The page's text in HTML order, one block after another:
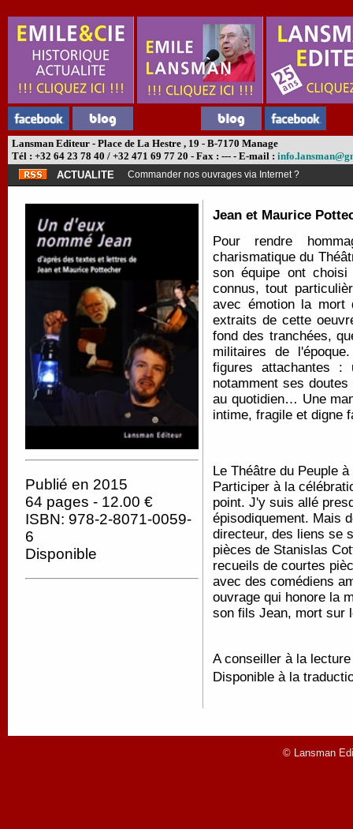
Lansman Editeur - Place de La Hestre , 19 - B-7170 Manage
Tél : +32 64 23 78 40 / +32 471 69 77 20 - Fax : --- - E-mail :
ACTUALITE
Commander nos ouvrages via Internet ?
Publié en 2015
64 pages - 12.00 €
ISBN: 978-2-8071-0059-
6
Disponible
Jean et Maurice
Pour rendre
charismatique du
son équipe ont
connus, tout
avec émotion la
extraits de cette
fond des tranchées,
militaires de
figures attachantes
notamment ses
au quotidien… Une
intime, fragile et digne
Le Théâtre du Peuple
Participer à la
point. J'y suis allé
épisodiquement. Mais
directeur, des liens se
pièces de Stanislas
recueils de courtes
avec des comédiens
ouvrage qui honore la
son fils Jean, mort sur
A conseiller à la
Disponible à la
© Lansman